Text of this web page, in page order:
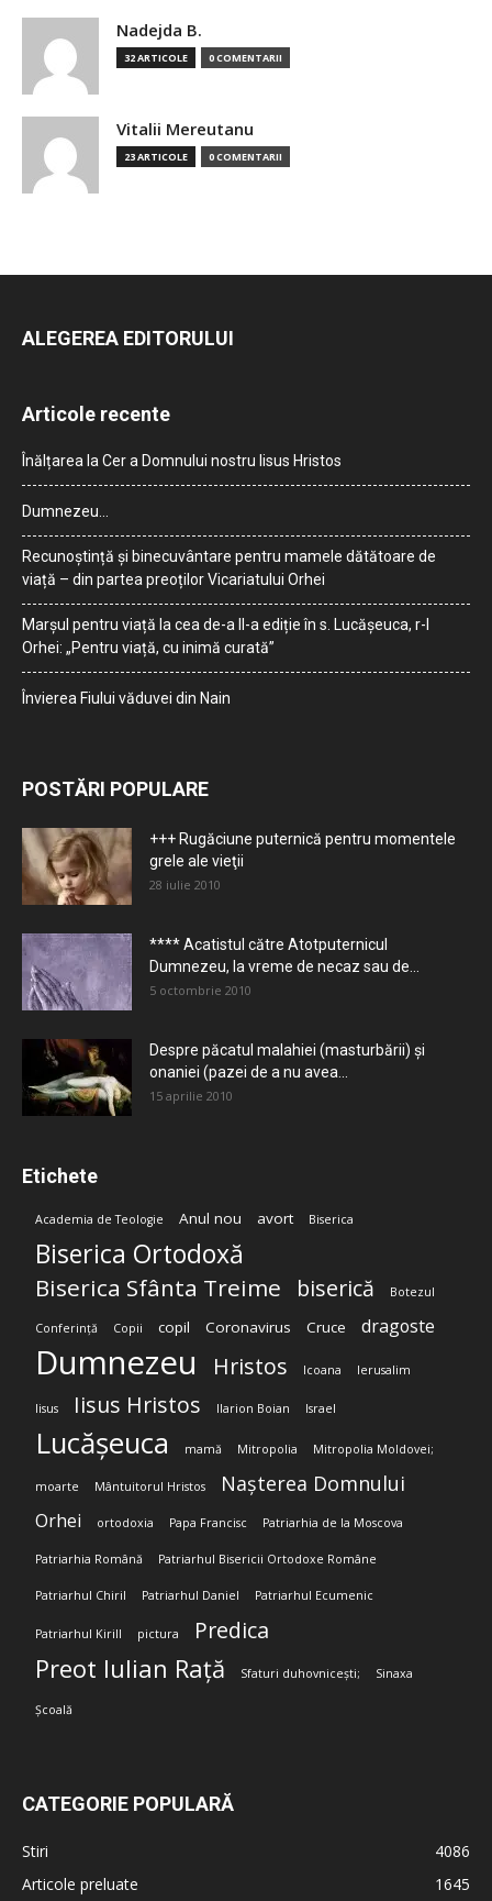
Nadejda B.
32 ARTICOLE 0 COMENTARII
Vitalii Mereutanu
23 ARTICOLE 0 COMENTARII
ALEGEREA EDITORULUI
Articole recente
Înălțarea la Cer a Domnului nostru Iisus Hristos
Dumnezeu…
Recunoștință și binecuvântare pentru mamele dătătoare de
viață – din partea preoților Vicariatului Orhei
Marșul pentru viață la cea de-a II-a ediție în s. Lucășeuca, r-l
Orhei: „Pentru viață, cu inimă curată”
Învierea Fiului văduvei din Nain
POSTĂRI POPULARE
+++ Rugăciune puternică pentru momentele
grele ale vieţii
28 iulie 2010
**** Acatistul către Atotputernicul
Dumnezeu, la vreme de necaz sau de...
5 octombrie 2010
Despre păcatul malahiei (masturbării) şi
onaniei (pazei de a nu avea...
15 aprilie 2010
Etichete
Academia de Teologie Anul nou avort Biserica
Biserica Ortodoxă
Biserica Sfânta Treime biserică Botezul
Conferință Copii copil Coronavirus Cruce dragoste
Dumnezeu Hristos Icoana Ierusalim
Iisus Iisus Hristos Ilarion Boian Israel
Lucășeuca mamă Mitropolia Mitropolia Moldovei;
moarte Mântuitorul Hristos Nașterea Domnului
Orhei ortodoxia Papa Francisc Patriarhia de la Moscova
Patriarhia Română Patriarhul Bisericii Ortodoxe Române
Patriarhul Chiril Patriarhul Daniel Patriarhul Ecumenic
Patriarhul Kirill pictura Predica
Preot Iulian Rață Sfaturi duhovnicești; Sinaxa
Școală
CATEGORIE POPULARĂ
Stiri
4086
Articole preluate
1645